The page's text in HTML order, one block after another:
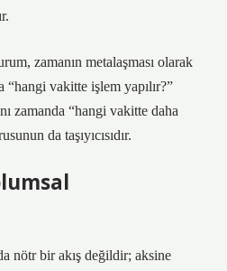
zamanın metalaşması olarak
“hangi vakitte işlem yapılır?”
zamanda “hangi vakitte daha
da taşıyıcısıdır.
nötr bir akış değildir; aksine